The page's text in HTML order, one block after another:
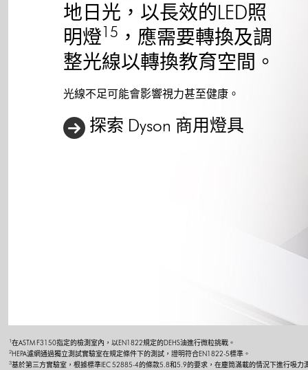
地日光，以長效的LED照
明燈15 ，應需要轉換及調
整光線以轉換教育空間。
光線不足可能會影響視力甚至健康。
探索 Dyson 商用燈具
1在ASTM F3150指定的檢測室內，以EN1822規定的DEHS油進行微粒挑戰。
2HEPA濾網通過獨立測試實驗室在規定條件下的測試，證明符合EN1822-5標準。
3基於第三方實驗室，根據標準IEC 52885-4的條款5.8和5.9的要求，在塵筒滿載的情況下進行吸